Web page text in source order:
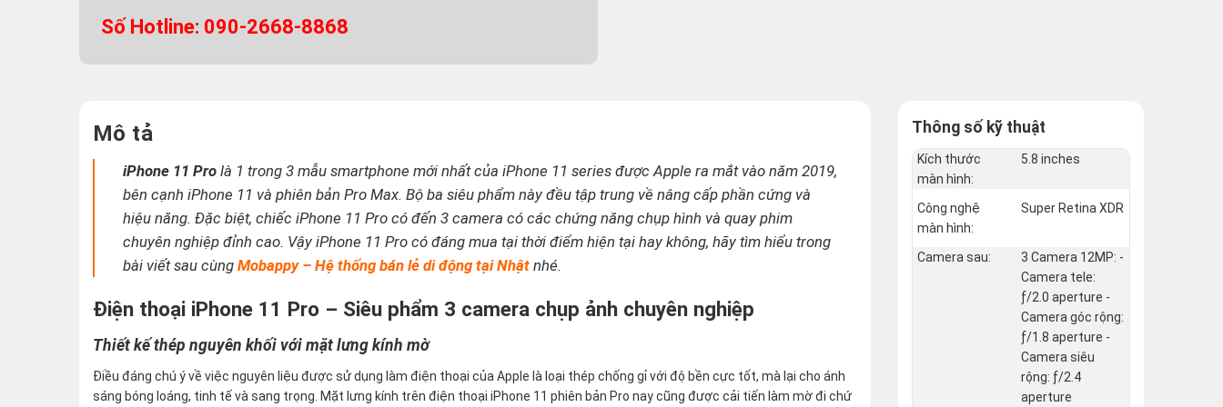
Số Hotline: 090-2668-8868
Mô tả
iPhone 11 Pro là 1 trong 3 mẫu smartphone mới nhất của iPhone 11 series được Apple ra mắt vào năm 2019,
bên cạnh iPhone 11 và phiên bản Pro Max. Bộ ba siêu phẩm này đều tập trung về nâng cấp phần cứng và
hiệu năng. Đặc biệt, chiếc iPhone 11 Pro có đến 3 camera có các chứng năng chụp hình và quay phim
chuyên nghiệp đỉnh cao. Vậy iPhone 11 Pro có đáng mua tại thời điểm hiện tại hay không, hãy tìm hiểu trong
bài viết sau cùngMobappy – Hệ thống bán lẻ di động tại Nhật nhé.
Điện thoại iPhone 11 Pro – Siêu phẩm 3 camera chụp ảnh chuyên nghiệp
Thiết kế thép nguyên khối với mặt lưng kính mờ
Điều đáng chú ý về việc nguyên liệu được sử dụng làm điện thoại của Apple là loại thép chống gỉ với độ bền cực tốt, mà lại cho ánh
sáng bóng loáng, tinh tế và sang trọng. Mặt lưng kính trên điện thoại iPhone 11 phiên bản Pro nay cũng được cải tiến làm mờ đi chứ
Thông số kỹ thuật
Kích thước
màn hình:
5.8 inches
Công nghệ
màn hình:
Super Retina XDR
Camera sau:
3 Camera 12MP: -
Camera tele:
ƒ/2.0 aperture -
Camera góc rộng:
ƒ/1.8 aperture -
Camera siêu
rộng: ƒ/2.4
aperture